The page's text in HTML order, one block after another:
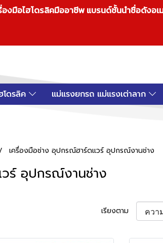
มือไฮโดรลิคมืออาชีพ แบรนด์ชั้นนำชื่อดังอ
โดรลิค แม่แรงยกรถ แม่แรงเต่าลาก
เครื่องมือช่าง อุปกรณ์ฮาร์ดแวร์ อุปกรณ์งานช่าง
ร์ อุปกรณ์งานช่าง
เรียงตาม